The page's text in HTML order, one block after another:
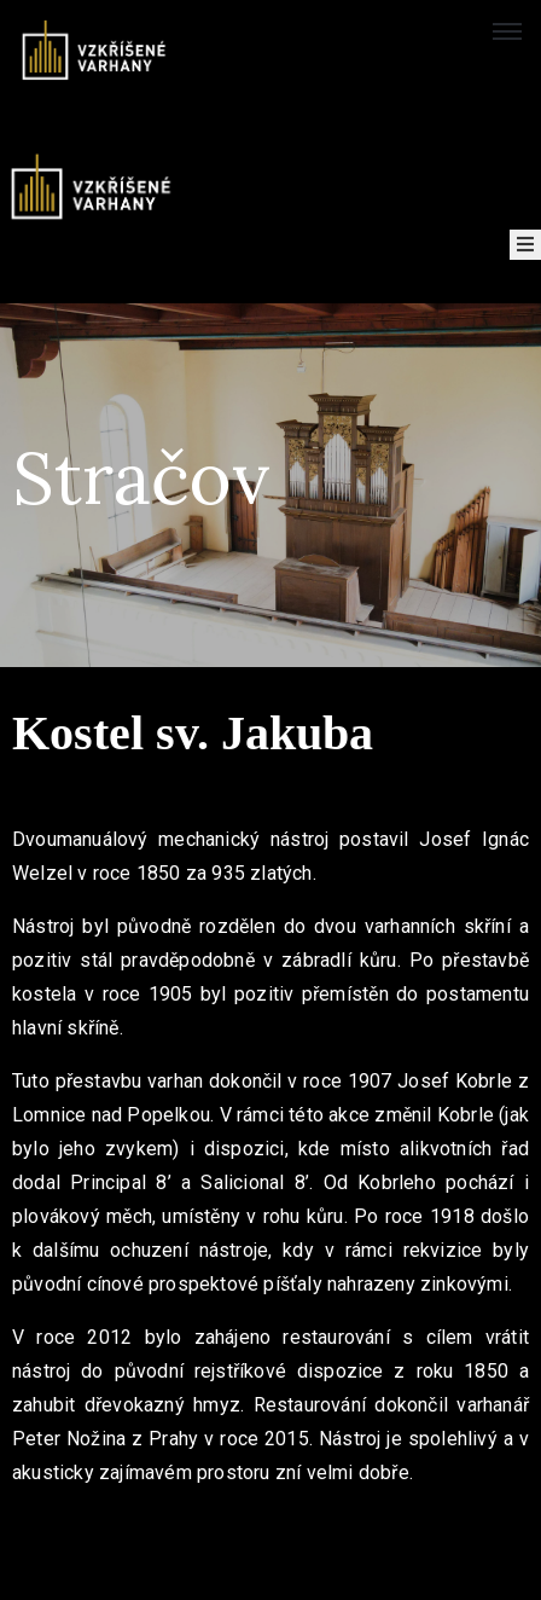
Koncerty
O
projektu
Nahrávky
Kontakt
Stračov
Kostel sv. Jakuba
Dvoumanuálový mechanický nástroj postavil Josef Ignác
Welzel v roce 1850 za 935 zlatých.
Nástroj byl původně rozdělen do dvou varhanních skříní a
pozitiv stál pravděpodobně v zábradlí kůru. Po přestavbě
kostela v roce 1905 byl pozitiv přemístěn do postamentu
hlavní skříně.
Tuto přestavbu varhan dokončil v roce 1907 Josef Kobrle z
Lomnice nad Popelkou. V rámci této akce změnil Kobrle (jak
bylo jeho zvykem) i dispozici, kde místo alikvotních řad
dodal Principal 8’ a Salicional 8’. Od Kobrleho pochází i
plovákový měch, umístěny v rohu kůru. Po roce 1918 došlo
k dalšímu ochuzení nástroje, kdy v rámci rekvizice byly
původní cínové prospektové píšťaly nahrazeny zinkovými.
V roce 2012 bylo zahájeno restaurování s cílem vrátit
nástroj do původní rejstříkové dispozice z roku 1850 a
zahubit dřevokazný hmyz. Restaurování dokončil varhanář
Peter Nožina z Prahy v roce 2015. Nástroj je spolehlivý a v
akusticky zajímavém prostoru zní velmi dobře.